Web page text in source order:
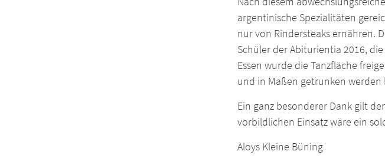
argentinische Spezialitäten
nur von Rindersteaks ernähren.
Schüler der Abiturientia 2016,
Essen wurde die Tanzfläche
und in Maßen getrunken werden
Ein ganz besonderer Dank gilt
vorbildlichen Einsatz wäre ein
Aloys Kleine Büning